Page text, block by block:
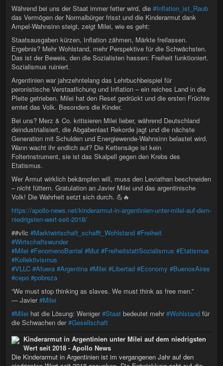
Während bei uns der Staat immer fetter wird, die #Inflation_ist_Raub
das Vermögen der Normalbürger frisst und die Kinderarmut dank
Ampel-Wahnsinn steigt, zeigt Milei, wie es geht:
Staatsausgaben kürzen, Inflation zähmen, Märkte freilassen.
Ergebnis? Mehr Wohlstand, mehr Perspektive für die Schwächsten.
Das ist der Beweis, den die Sozialisten hassen: Freiheit funktioniert.
Sozialismus ruiniert.
Argentinien war jahrzehntelang das Lehrbuchbeispiel für
peronistische Verstaatlichung und Inflation – ein reiches Land in die
Pleite getrieben. Milei hat den Reset gedrückt und die ersten Früchte
erntet das Volk. Besonders die Kinder.
Bei uns? Merz & Co. kritisieren Milei lieber, während Deutschland
deindustrialisiert, die Abgabenlast Rekorde jagt und die nächste
Generation mit Schulden und Energiewende-Wahnsinn belastet wird.
Wann wacht ihr endlich auf? Die Kettensäge ist kein
Folterinstrument, sie ist das Skalpell gegen den Krebs des
Etatismus.
Wer Armut wirklich bekämpfen will, muss den Leviathan beschneiden
– nicht füttern. Gratulation an Javier Milei und das argentinische
Volk! Die Wahrheit setzt sich durch. 💪🔥
https://apollo-news.net/kinderarmut-in-argentinien-unter-milei-auf-dem-
niedrigsten-wert-seit-2018/
##vllc #Marktwirtschaft_schafft_Wohlstand #Freiheit
#Wirtschaftswunder
#Milei #FenomenoBarrial #Mut #FreiheitstattSozialismus #Etatismus
#Kollektivismus
#VLLC #Afuera #Argentina #Milei #Libertad #Economy #BuenosAires
#cepo #pobreza
“We must stop thinking as slaves. We must think as free men.”
— Javier#Milei
#Milei hat die Lösung: Weniger#Staat bedeutet mehr#Wohlstand für
die Schwachen der#Gesellschaft
Kinderarmut in Argentinien unter Milei auf dem niedrigsten
Wert seit 2018 - Apollo News
Die Kinderarmut in Argentinien ist im vergangenen Jahr auf den